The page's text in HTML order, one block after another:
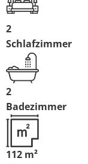
2
Schlafzimmer
2
Badezimmer
112 m²